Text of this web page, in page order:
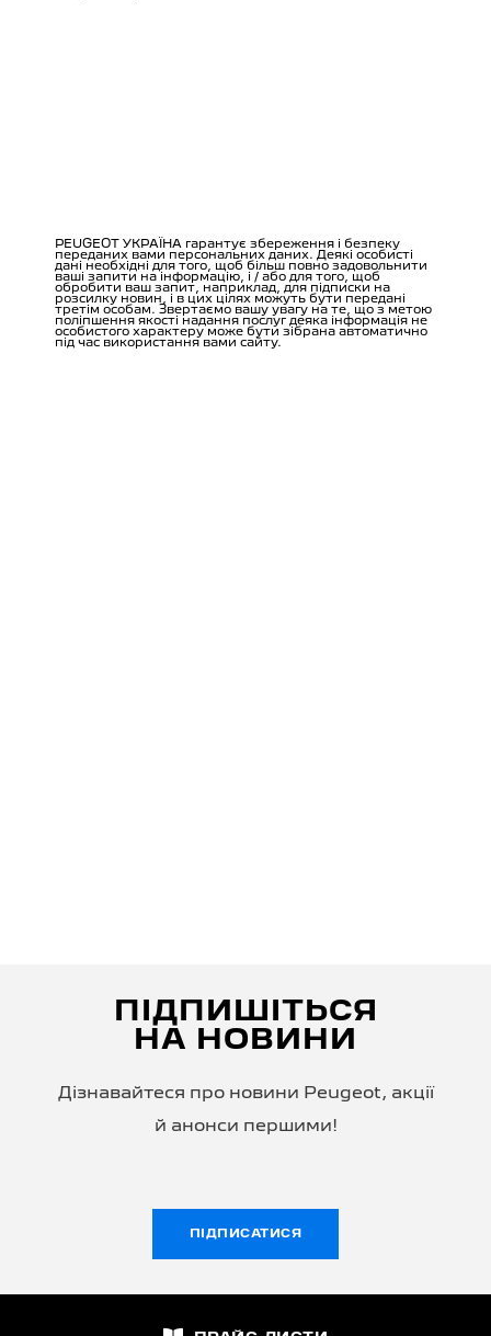
ПІДПИШІТЬСЯ
НА НОВИНИ
Дізнавайтеся про новини Peugeot, акції
й анонси першими!
ПІДПИСАТИСЯ